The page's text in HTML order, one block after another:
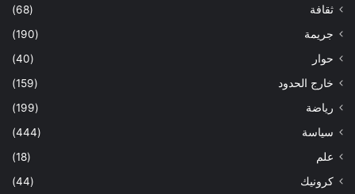
ثقافة
(68)
جريمة
(190)
حوار
(40)
خارج الحدود
(159)
رياضة
(199)
سياسة
(444)
علم
(18)
كرونيك
(44)